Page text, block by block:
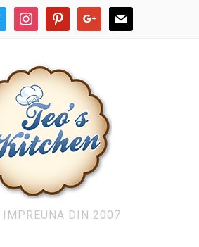
instagrampinterestgoogle mail
IMPREUNA DIN 2007